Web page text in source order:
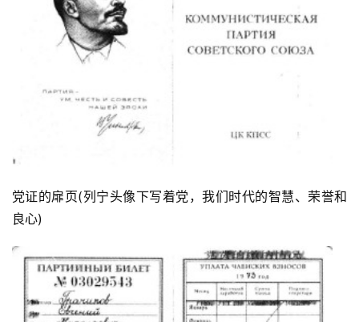
党证的扉页(列宁头像下写着党，我们时代的智慧、荣誉和
良心)